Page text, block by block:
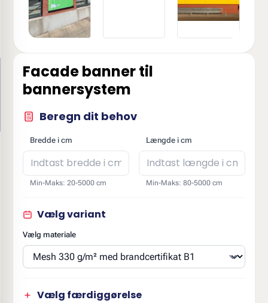
Facade banner til
bannersystem
Beregn dit behov
Bredde i cm
Min-Maks: 20-5000 cm
Længde i cm
Min-Maks: 80-5000 cm
Vælg variant
Vælg materiale
Vælg færdiggørelse